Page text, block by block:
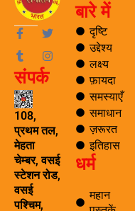
F
a
c
e
b
o
o
k
-
f
T
i
t
T
u
m
b
l
r
I
s
a
m
संपर्क
108,
प्रथम तल,
मेहता
चेम्बर, वसई
स्टेशन रोड,
वसई
पश्चिम,
बारे में
दृष्टि
उद्देश्य
लक्ष्य
फ़ायदा
समस्याएँ
समाधान
ज़रूरत
इतिहास
धर्म
महान